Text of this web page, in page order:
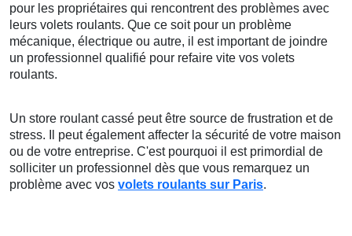
pour les propriétaires qui rencontrent des problèmes avec
leurs volets roulants. Que ce soit pour un problème
mécanique, électrique ou autre, il est important de joindre
un professionnel qualifié pour refaire vite vos volets
roulants.
Un store roulant cassé peut être source de frustration et de
stress. Il peut également affecter la sécurité de votre maison
ou de votre entreprise. C'est pourquoi il est primordial de
solliciter un professionnel dès que vous remarquez un
problème avec vos volets roulants sur Paris.